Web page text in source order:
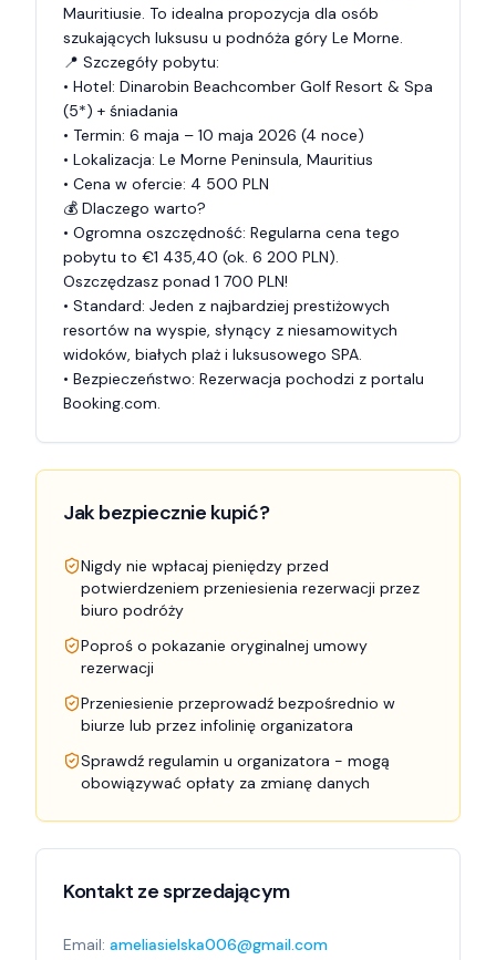
Mauritiusie. To idealna propozycja dla osób
szukających luksusu u podnóża góry Le Morne.
📍 Szczegóły pobytu:
• Hotel: Dinarobin Beachcomber Golf Resort & Spa
(5*) + śniadania
• Termin: 6 maja – 10 maja 2026 (4 noce)
• Lokalizacja: Le Morne Peninsula, Mauritius
• Cena w ofercie: 4 500 PLN
💰 Dlaczego warto?
• Ogromna oszczędność: Regularna cena tego
pobytu to €1 435,40 (ok. 6 200 PLN).
Oszczędzasz ponad 1 700 PLN!
• Standard: Jeden z najbardziej prestiżowych
resortów na wyspie, słynący z niesamowitych
widoków, białych plaż i luksusowego SPA.
• Bezpieczeństwo: Rezerwacja pochodzi z portalu
Booking.com.
Jak bezpiecznie kupić?
Nigdy nie wpłacaj pieniędzy przed
potwierdzeniem przeniesienia rezerwacji przez
biuro podróży
Poproś o pokazanie oryginalnej umowy
rezerwacji
Przeniesienie przeprowadź bezpośrednio w
biurze lub przez infolinię organizatora
Sprawdź regulamin u organizatora - mogą
obowiązywać opłaty za zmianę danych
Kontakt ze sprzedającym
Email: ameliasielska006@gmail.com